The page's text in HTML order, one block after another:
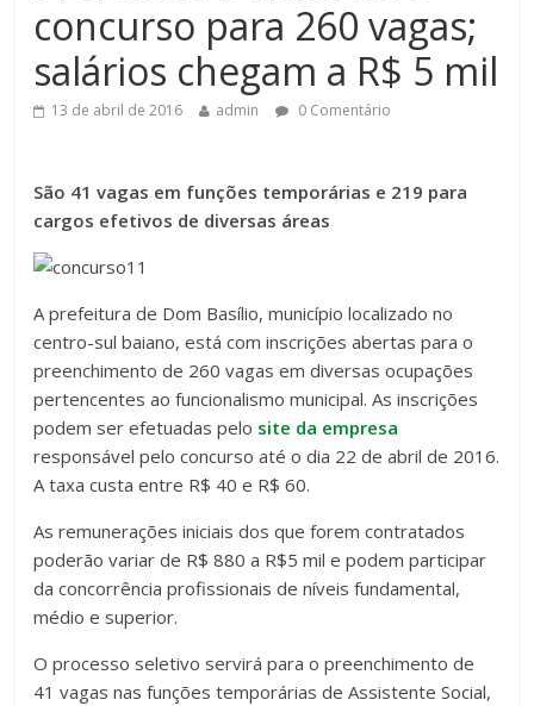
concurso para 260 vagas;
salários chegam a R$ 5 mil
13 de abril de 2016 admin 0 Comentário
São 41 vagas em funções temporárias e 219 para
cargos efetivos de diversas áreas
A prefeitura de Dom Basílio, município localizado no
centro-sul baiano, está com inscrições abertas para o
preenchimento de 260 vagas em diversas ocupações
pertencentes ao funcionalismo municipal. As inscrições
podem ser efetuadas pelo site da empresa
responsável pelo concurso até o dia 22 de abril de 2016.
A taxa custa entre R$ 40 e R$ 60.
As remunerações iniciais dos que forem contratados
poderão variar de R$ 880 a R$5 mil e podem participar
da concorrência profissionais de níveis fundamental,
médio e superior.
O processo seletivo servirá para o preenchimento de
41 vagas nas funções temporárias de Assistente Social,